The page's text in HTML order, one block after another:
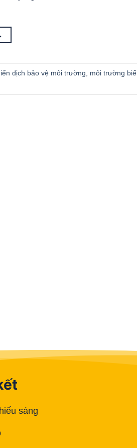
dịch bảo vệ môi trường, môi trường
sáng